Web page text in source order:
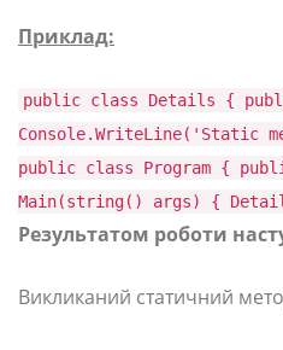
Приклад:
public class Details {
Console.WriteLine('Static
public class Program {
Main(string() args) {
Результатом роботи
Викликаний статичний